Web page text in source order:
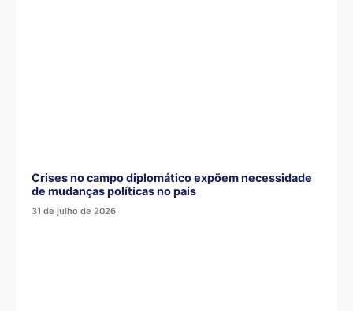
Crises no campo diplomático expõem necessidade
de mudanças políticas no país
31 de julho de 2026